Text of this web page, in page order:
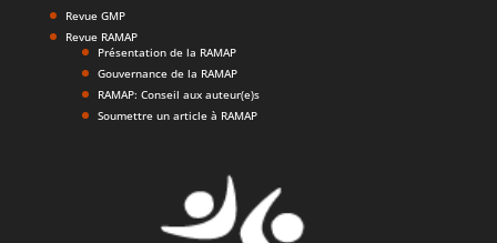
Revue GMP
Revue RAMAP
Présentation de la RAMAP
Gouvernance de la RAMAP
RAMAP: Conseil aux auteur(e)s
Soumettre un article à RAMAP